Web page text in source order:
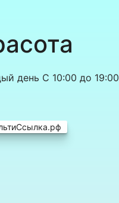
день С 10:00 до 19:00